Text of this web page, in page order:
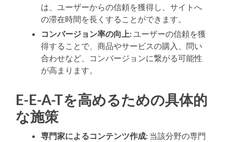
は、ユーザーからの信頼を獲得し、サイトへ
の滞在時間を長くすることができます。
コンバージョン率の向上: ユーザーの信頼を獲
得することで、商品やサービスの購入、問い
合わせなど、コンバージョンに繋がる可能性
が高まります。
E-E-A-Tを高めるための具体的
な施策
専門家によるコンテンツ作成: 当該分野の専門